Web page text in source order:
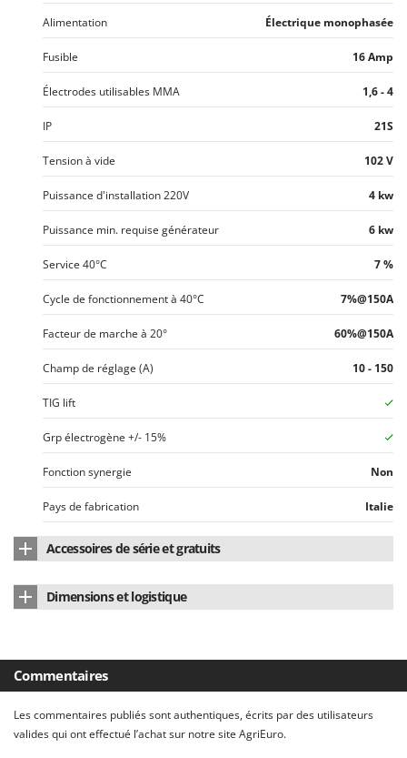
Palazzetti
Palumbo Pavi
Partisani
Philips
Pramac
Prismafood
R.G.V.
Rato
Reber
Redback
Resto Italia
Ribimex
Ripartrak
Ritter
River Systems
Rossofuoco
Rover Pompe
Ryobi
S
S.T.P.
Santos
Sbaraglia
Schnitzer
Alimentation Électrique monophasée
Fusible 16 Amp
Électrodes utilisables MMA 1,6 - 4
IP 21S
Tension à vide 102 V
Puissance d'installation 220V 4 kw
Puissance min. requise générateur 6 kw
Service 40°C 7 %
Cycle de fonctionnement à 40°C 7%@150A
Facteur de marche à 20° 60%@150A
Champ de réglage (A) 10 - 150
TIG lift
Grp électrogène +/- 15%
Fonction synergie Non
Pays de fabrication Italie
Accessoires de série et gratuits
Manuel d'utilisation Oui
Dimensions et logistique
Poids net 3,6 Kg
Dimensions emballage(s) original cm (L x l x H)
Commentaires
Les commentaires publiés sont authentiques, écrits par des utilisateurs
valides qui ont effectué l’achat sur notre site AgriEuro.